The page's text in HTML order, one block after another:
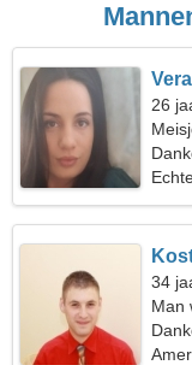
Vera
26
34
Man